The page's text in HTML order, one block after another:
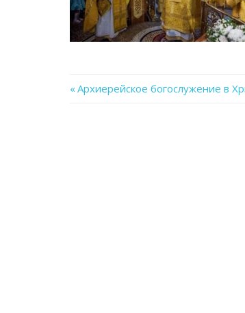
Previous
Архиерейское богослужение в